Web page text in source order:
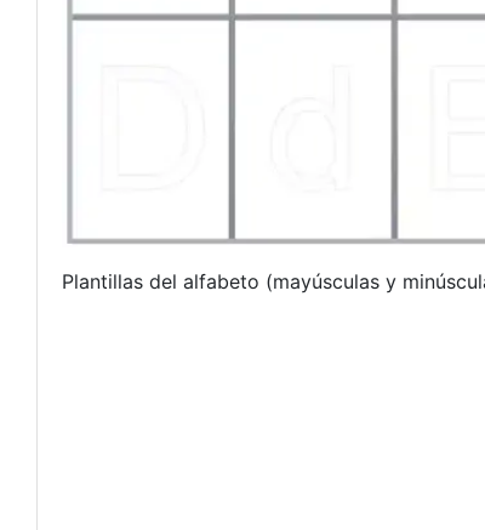
Plantillas del alfabeto (mayúsculas y